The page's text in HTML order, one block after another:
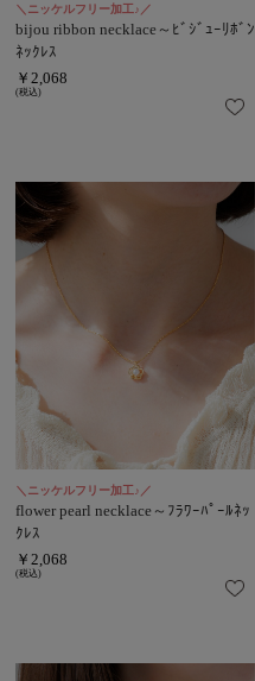
＼ニッケルフリー加工♪／
bijou ribbon necklace～ﾋﾞｼﾞｭｰﾘﾎﾞﾝ
ﾈｯｸﾚｽ
￥2,068
(税込)
＼ニッケルフリー加工♪／
flower pearl necklace～ﾌﾗﾜｰﾊﾟｰﾙﾈｯ
ｸﾚｽ
￥2,068
(税込)